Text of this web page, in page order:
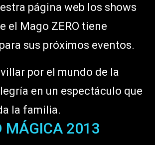
página web los shows
el Mago ZERO tiene
sus próximos eventos.
por el mundo de la
en un espectáculo que
la familia.
MÁGICA 2013